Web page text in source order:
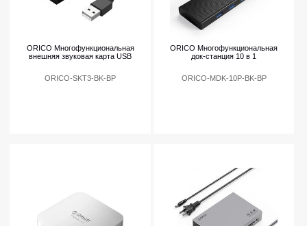
ORICO Многофункциональная
внешняя звуковая карта USB
ORICO-SKT3-BK-BP
ORICO Многофункциональная
док-станция 10 в 1
ORICO-MDK-10P-BK-BP